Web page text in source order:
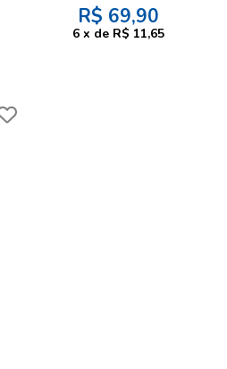
R$ 69,90
6 x de R$ 11,65